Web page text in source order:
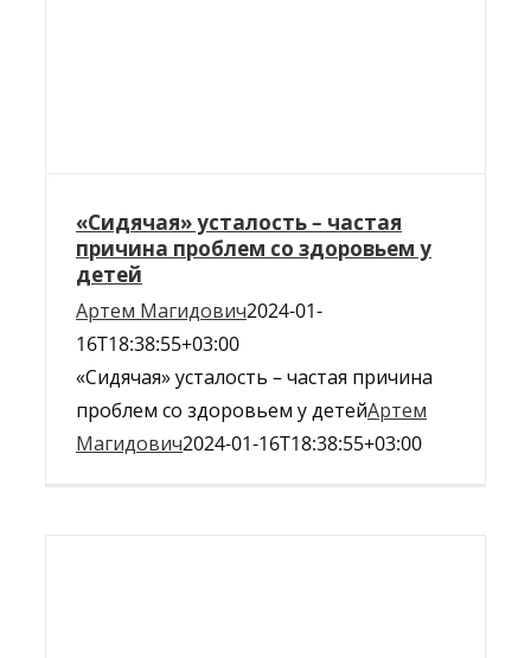
«Сидячая» усталость – частая
причина проблем со здоровьем у
детей
Артем Магидович2024-01-
16T18:38:55+03:00
«Сидячая» усталость – частая причина
проблем со здоровьем у детейАртем
Магидович2024-01-16T18:38:55+03:00